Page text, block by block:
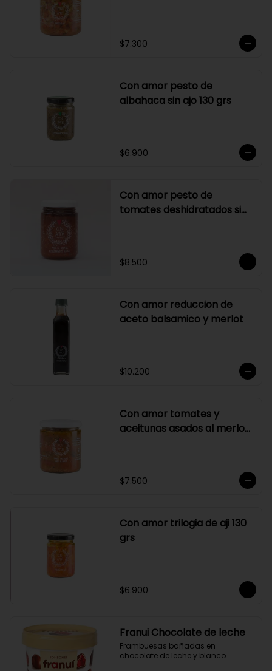
$7.300
Con amor pesto de
albahaca sin ajo 130 grs
$6.900
Con amor pesto de
tomates deshidratados sin
$8.500
Con amor reduccion de
aceto balsamico y merlot
$10.200
Con amor tomates y
aceitunas asados al merlot
$7.500
Con amor trilogia de aji 130
grs
$6.900
Franui Chocolate de leche
Frambuesas bañadas en
chocolate de leche y blanco